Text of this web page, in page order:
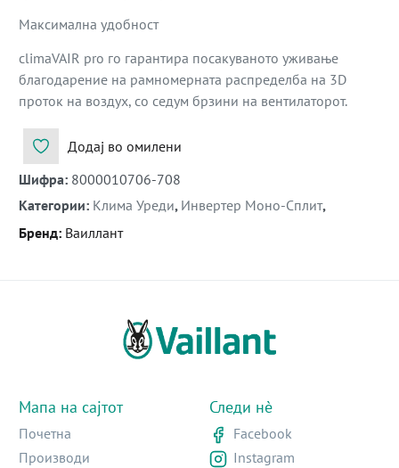
Максимална удобност
climaVAIR pro го гарантира посакуваното уживање
благодарение на рамномерната распределба на 3D
проток на воздух, со седум брзини на вентилаторот.
Додај во омилени
Шифра: 8000010706-708
Категории: Клима Уреди, Инвертер Моно-Сплит,
Бренд: Ваиллант
Мапа на сајтот
Почетна
Производи
Следи нè
Facebook
Instagram